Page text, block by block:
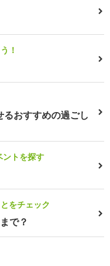
！
おすすめの過ごし
ントを探す
をチェック
で？